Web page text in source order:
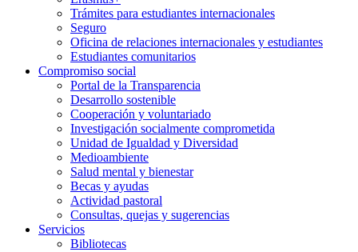
Trámites para estudiantes internacionales
Seguro
Oficina de relaciones internacionales y estudiantes
Estudiantes comunitarios
Compromiso social
Portal de la Transparencia
Desarrollo sostenible
Cooperación y voluntariado
Investigación socialmente comprometida
Unidad de Igualdad y Diversidad
Medioambiente
Salud mental y bienestar
Becas y ayudas
Actividad pastoral
Consultas, quejas y sugerencias
Servicios
Bibliotecas